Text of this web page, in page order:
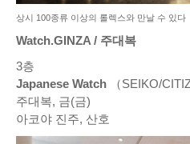
상시 100종류 이상의 롤렉스와 만날 수 있다
Watch.GINZA / 주대복
3층
Japanese Watch （SEIKO/
주대복, 금(금)
아코야 진주, 산호